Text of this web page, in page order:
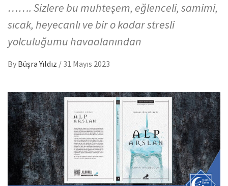
……. Sizlere bu muhteşem, eğlenceli, samimi,
sıcak, heyecanlı ve bir o kadar stresli
yolculuğumu havaalanından
By Büşra Yıldız / 31 Mayıs 2023